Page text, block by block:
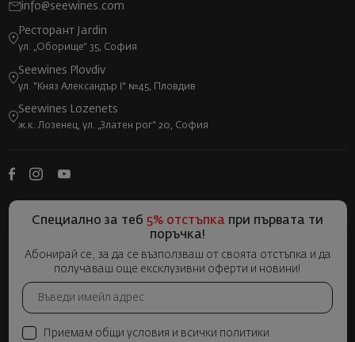
info@seewines.com
Ресторант Jardin
ул. „Оборище“ 35, София
Seewines Plovdiv
ул. "Княз Александър I" №45, Пловдив
Seewines Lozenets
ж.к. Лозенец, ул. „Златен рог“ 20, София
Специално за теб 5% отстъпка при първата ти
поръчка!
Абонирай се, за да се възползваш от своята отстъпка и да
получаваш още ексклузивни оферти и новини!
Приемам общи условия и всички политики